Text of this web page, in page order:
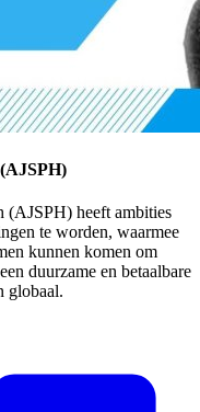
(AJSPH) heeft ambities
te worden, waarmee
kunnen komen om
duurzame en betaalbare
globaal.